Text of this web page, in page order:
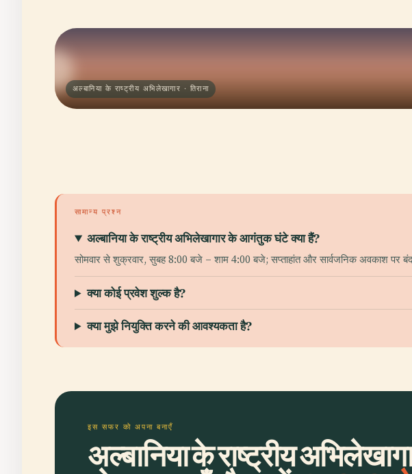
अल्बानिया के राष्ट्रीय अभिलेखागार · तिराना
सामान्य प्रश्न
अल्बानिया के राष्ट्रीय अभिलेखागार के आगंतुक घंटे क्या हैं?
सोमवार से शुक्रवार, सुबह 8:00 बजे – शाम 4:00 बजे; सप्ताहांत और सार्वजनिक अवकाश पर
क्या कोई प्रवेश शुल्क है?
क्या मुझे नियुक्ति करने की आवश्यकता है?
इस सफर को अपना बनाएँ
अल्बानिया के राष्ट्रीय